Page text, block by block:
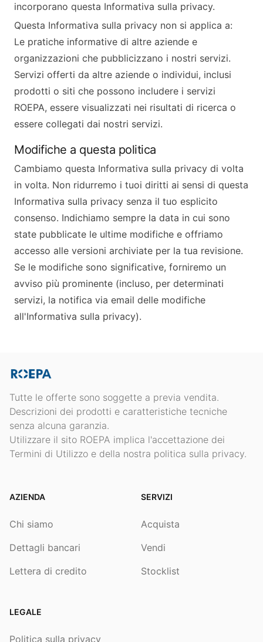
incorporano questa Informativa sulla privacy.
Questa Informativa sulla privacy non si applica a:
Le pratiche informative di altre aziende e
organizzazioni che pubblicizzano i nostri servizi.
Servizi offerti da altre aziende o individui, inclusi
prodotti o siti che possono includere i servizi
ROEPA, essere visualizzati nei risultati di ricerca o
essere collegati dai nostri servizi.
Modifiche a questa politica
Cambiamo questa Informativa sulla privacy di volta
in volta. Non ridurremo i tuoi diritti ai sensi di questa
Informativa sulla privacy senza il tuo esplicito
consenso. Indichiamo sempre la data in cui sono
state pubblicate le ultime modifiche e offriamo
accesso alle versioni archiviate per la tua revisione.
Se le modifiche sono significative, forniremo un
avviso più prominente (incluso, per determinati
servizi, la notifica via email delle modifiche
all'Informativa sulla privacy).
Tutte le offerte sono soggette a previa vendita.
Descrizioni dei prodotti e caratteristiche tecniche
senza alcuna garanzia.
Utilizzare il sito ROEPA implica l'accettazione dei
Termini di Utilizzo e della nostra politica sulla privacy.
AZIENDA
Chi siamo
Dettagli bancari
Lettera di credito
SERVIZI
Acquista
Vendi
Stocklist
LEGALE
Politica sulla privacy